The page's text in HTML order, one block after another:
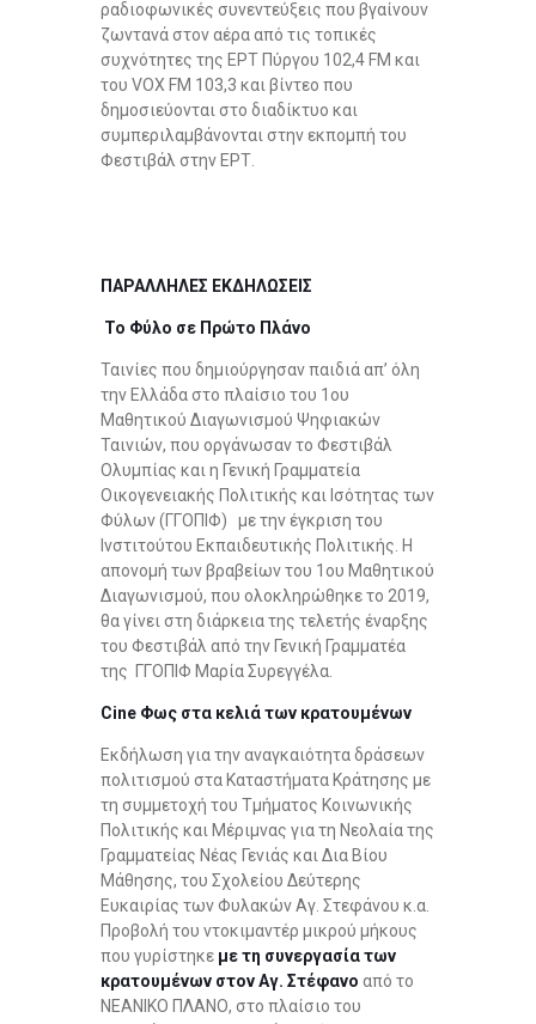
ραδιοφωνικές συνεντεύξεις που βγαίνουν
ζωντανά στον αέρα από τις τοπικές
συχνότητες της ΕΡΤ Πύργου 102,4 FM και
του VOX FM 103,3 και βίντεο που
δημοσιεύονται στο διαδίκτυο και
συμπεριλαμβάνονται στην εκπομπή του
Φεστιβάλ στην ΕΡΤ.
ΠΑΡΑΛΛΗΛΕΣ ΕΚΔΗΛΩΣΕΙΣ
Το Φύλο σε Πρώτο Πλάνο
Ταινίες που δημιούργησαν παιδιά απ’ όλη
την Ελλάδα στο πλαίσιο του 1ου
Μαθητικού Διαγωνισμού Ψηφιακών
Ταινιών, που οργάνωσαν το Φεστιβάλ
Ολυμπίας και η Γενική Γραμματεία
Οικογενειακής Πολιτικής και Ισότητας των
Φύλων (ΓΓΟΠΙΦ) με την έγκριση του
Ινστιτούτου Εκπαιδευτικής Πολιτικής. Η
απονομή των βραβείων του 1ου Μαθητικού
Διαγωνισμού, που ολοκληρώθηκε το 2019,
θα γίνει στη διάρκεια της τελετής έναρξης
του Φεστιβάλ από την Γενική Γραμματέα
της ΓΓΟΠΙΦ Μαρία Συρεγγέλα.
Cine Φως στα κελιά των κρατουμένων
Εκδήλωση για την αναγκαιότητα δράσεων
πολιτισμού στα Καταστήματα Κράτησης με
τη συμμετοχή του Τμήματος Κοινωνικής
Πολιτικής και Μέριμνας για τη Νεολαία της
Γραμματείας Νέας Γενιάς και Δια Βίου
Μάθησης, του Σχολείου Δεύτερης
Ευκαιρίας των Φυλακών Αγ. Στεφάνου κ.α.
Προβολή του ντοκιμαντέρ μικρού μήκους
που γυρίστηκε με τη συνεργασία των
κρατουμένων στον Αγ. Στέφανο από το
ΝΕΑΝΙΚΟ ΠΛΑΝΟ, στο πλαίσιο του